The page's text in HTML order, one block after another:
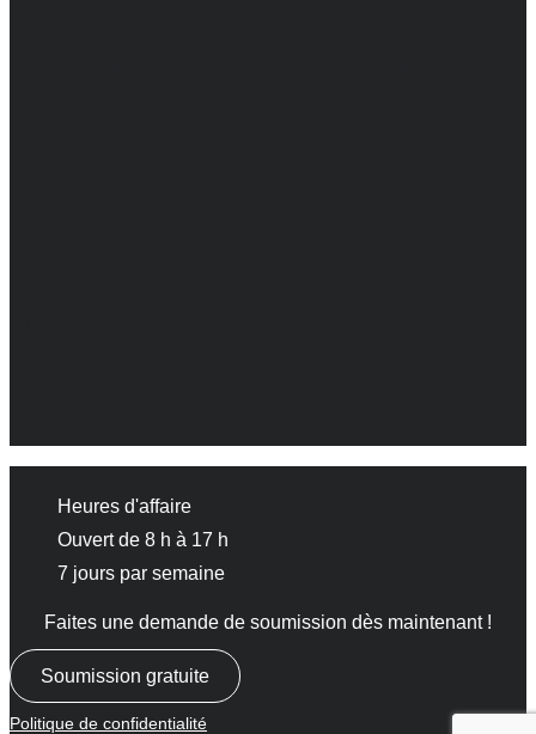
Heures d'affaire
Ouvert de 8 h à 17 h
7 jours par semaine
Faites une demande de soumission dès maintenant !
Soumission gratuite
Politique de confidentialité